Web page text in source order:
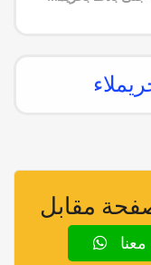
مقابل